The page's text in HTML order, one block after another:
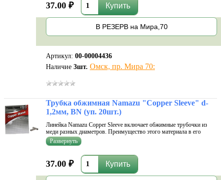
37.00 ₽
В РЕЗЕРВ на Мира,70
Артикул: 00-00004436
Наличие 3шт. Омск, пр. Мира 70:
Трубка обжимная Namazu "Copper Sleeve" d-
1,2мм, BN (уп. 20шт.)
Линейка Namazu Copper Sleeve включает обжимные трубочки из
меди разных диаметров. Преимущество этого материала в его
мягкости. Он хорошо поддается обработке, что исключает заусенцы
и неровности. Следовательно, такие трубочки не повреждают леску,
37.00 ₽